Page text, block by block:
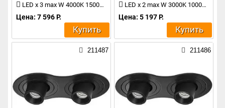
LED x 3 max W 4000K 1500Lm
Цена: 7 596 Р.
Купить
LED x 2 max W 3000K 1000Lm
Цена: 5 197 Р.
Купить
211487 211486